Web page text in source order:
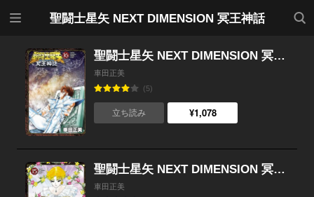
聖闘士星矢 NEXT DIMENSION 冥王神話
検索
聖闘士星矢 NEXT DIMENSION 冥王神話 （16）
車田正美
(5)
立ち読み ¥1,078
聖闘士星矢 NEXT DIMENSION 冥王神話 （15）
車田正美